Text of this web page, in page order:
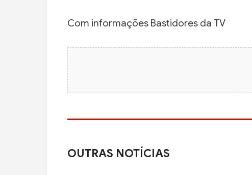
Com informações Bastidores da TV
OUTRAS NOTÍCIAS